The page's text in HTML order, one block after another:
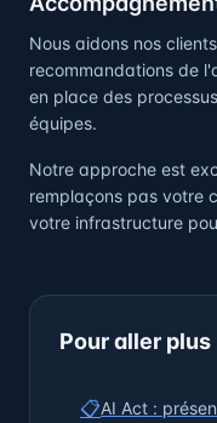
Nous aidons nos
recommandations de
en place des
équipes.
Notre approche est
remplaçons pas votre
votre infrastructure
Pour aller plus
📋AI Act :